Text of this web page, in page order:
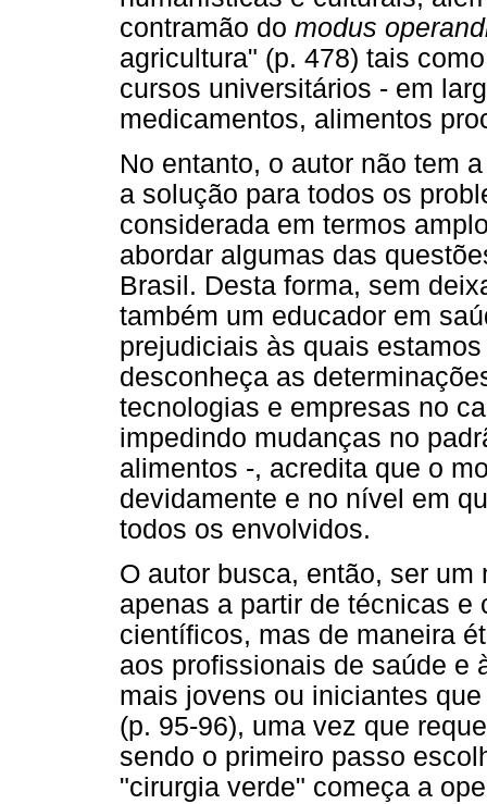
contramão do modus
agricultura" (p. 478) tais
cursos universitários - em
medicamentos, alimentos
No entanto, o autor não tem
a solução para todos os
considerada em termos
abordar algumas das
Brasil. Desta forma, sem
também um educador em
prejudiciais às quais
desconheça as
tecnologias e empresas no
impedindo mudanças no
alimentos -, acredita que o
devidamente e no nível em
todos os envolvidos.
O autor busca, então, ser
apenas a partir de técnicas
científicos, mas de maneira
aos profissionais de saúde e
mais jovens ou iniciantes
(p. 95-96), uma vez que
sendo o primeiro passo
"cirurgia verde" começa a